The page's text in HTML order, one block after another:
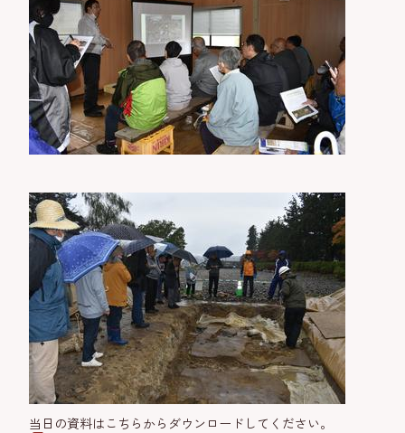
当日の資料はこちらからダウンロードしてください。